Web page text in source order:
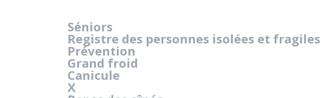
Séniors
Registre des personnes isolées et fragiles
Prévention
Grand froid
Canicule
X